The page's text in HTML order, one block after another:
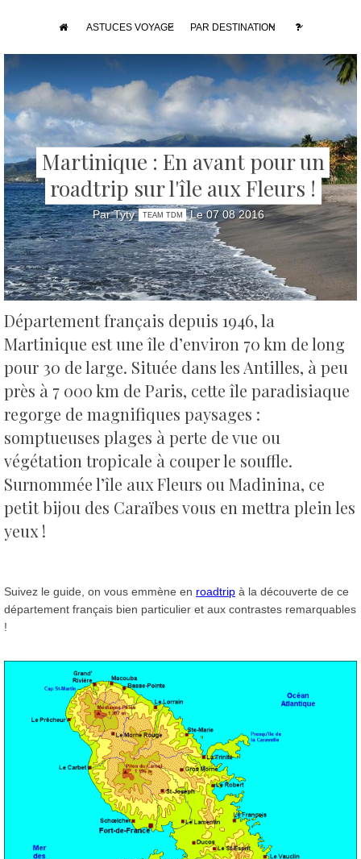
ASTUCES VOYAGE PAR DESTINATION
Martinique : En avant pour un
roadtrip sur l'île aux Fleurs !
Par Tyty TEAM TDM Le 07 08 2016
Département français depuis 1946, la
Martinique est une île d’environ 70 km de long
pour 30 de large. Située dans les Antilles, à peu
près à 7 000 km de Paris, cette île paradisiaque
regorge de magnifiques paysages :
somptueuses plages à perte de vue ou
végétation tropicale à couper le souffle.
Surnommée l’île aux Fleurs ou Madinina, ce
petit bijou des Caraïbes vous en mettra plein les
yeux !
Suivez le guide, on vous emmène en roadtrip à la découverte de ce
département français bien particulier et aux contrastes remarquables
!